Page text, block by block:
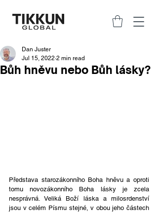
Bůh hněvu nebo Bůh lásky?
Dan Juster
Jul 15, 2022 2 min read
Představa starozákonního Boha hněvu a oproti
tomu novozákonního Boha lásky je zcela
nesprávná. Veliká Boží láska a milosrdenství
jsou v celém Písmu stejné, v obou jeho částech